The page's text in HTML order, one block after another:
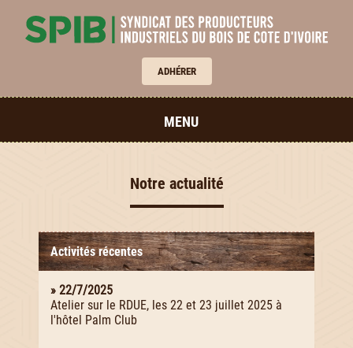
ADHÉRER
MENU
Notre actualité
Activités récentes
» 22/7/2025
Atelier sur le RDUE, les 22 et 23 juillet 2025 à
l'hôtel Palm Club